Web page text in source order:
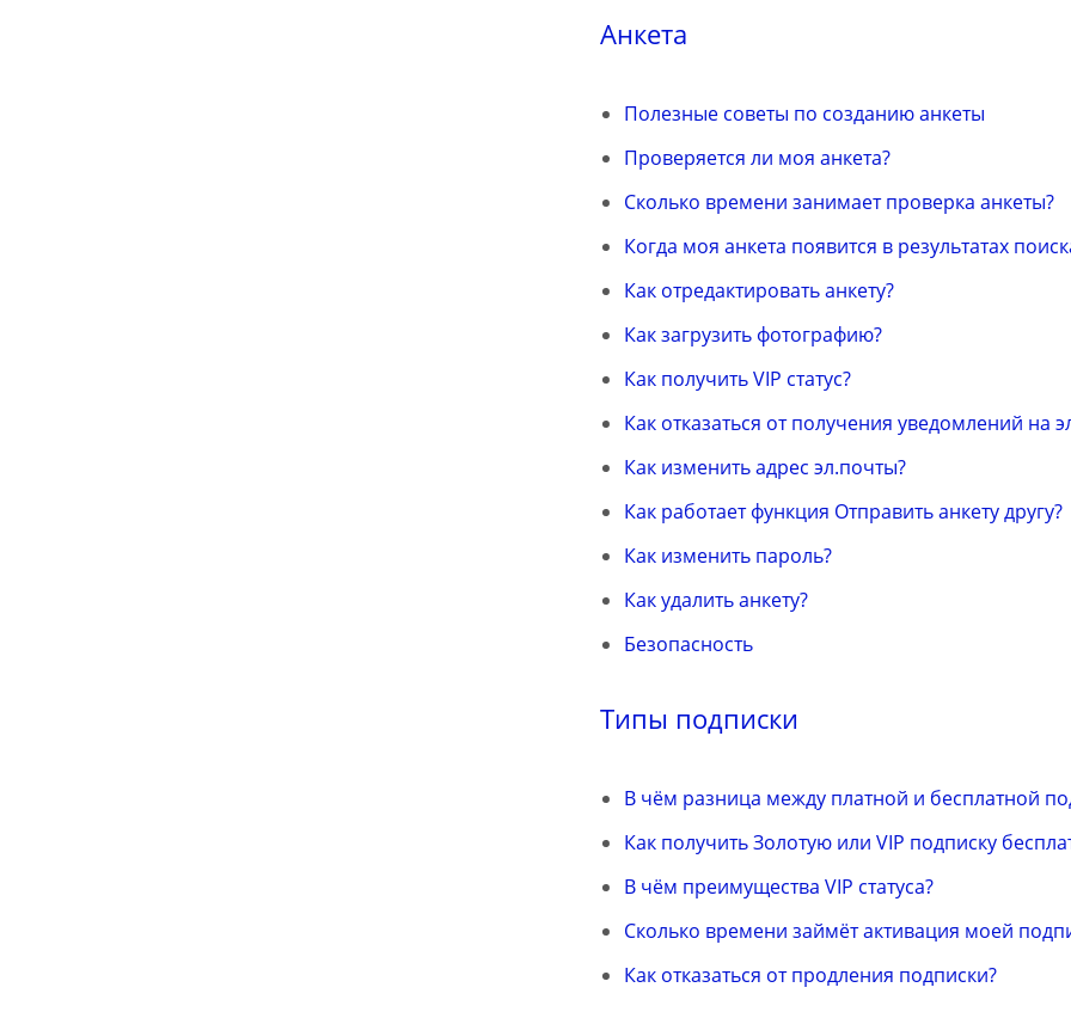
Анкета
Полезные советы по созданию анкеты
Проверяется ли моя анкета?
Сколько времени занимает проверка анкеты?
Когда моя анкета появится в результатах
Как отредактировать анкету?
Как загрузить фотографию?
Как получить VIP статус?
Как отказаться от получения уведомлений на
Как изменить адрес эл.почты?
Как работает функция Отправить анкету другу?
Как изменить пароль?
Как удалить анкету?
Безопасность
Типы подписки
В чём разница между платной и бесплатной
Как получить Золотую или VIP подписку
В чём преимущества VIP статуса?
Сколько времени займёт активация моей
Как отказаться от продления подписки?